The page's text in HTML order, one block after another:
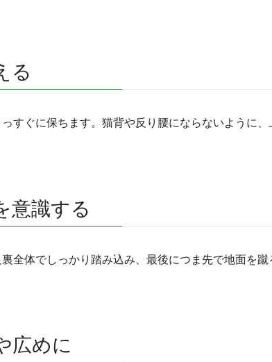
る
すぐに保ちます。猫背や反り腰にならないように
意識する
全体でしっかり踏み込み、最後につま先で地面を
広めに